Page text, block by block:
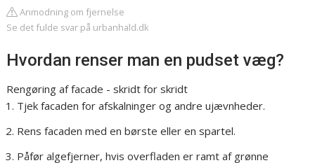
Anmodning om fjernelse
Se det fulde svar på urbanhald.dk
Hvordan renser man en pudset væg?
Rengøring af facade - skridt for skridt
Tjek facaden for afskalninger og andre ujævnheder.
Rens facaden med en børste eller en spartel.
Påfør algefjerner, hvis overfladen er ramt af grønne